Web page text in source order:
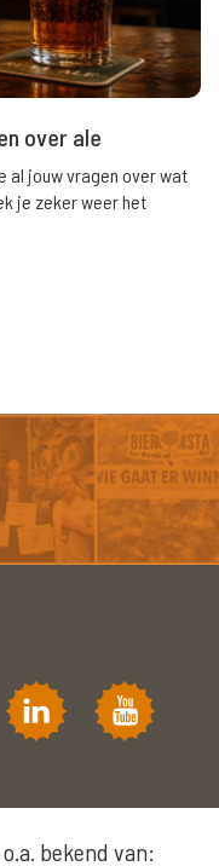
over ale
al jouw vragen over wat
je zeker weer het
bekend van: